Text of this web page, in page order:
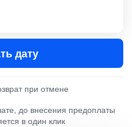
дату
при отмене
до внесения предоплаты
в один клик